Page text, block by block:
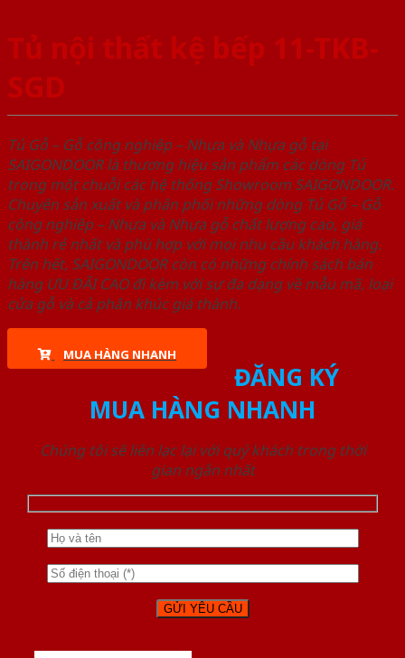
Tủ nội thất kệ bếp 11-TKB-
SGD
Tủ Gỗ – Gỗ công nghiêp – Nhựa và Nhựa gỗ tại
SAIGONDOOR là thương hiệu sản phẩm các dòng Tủ
trong một chuỗi các hệ thống Showroom SAIGONDOOR.
Chuyên sản xuất và phân phối những dòng Tủ Gỗ – Gỗ
công nghiêp – Nhựa và Nhựa gỗ chất lượng cao, giá
thành rẻ nhất và phù hợp với mọi nhu cầu khách hàng.
Trên hết, SAIGONDOOR còn có những chính sách bán
hàng ƯU ĐÃI CAO đi kèm với sự đa dạng về mẫu mã, loại
cửa gỗ và cả phân khúc giá thành.
MUA HÀNG NHANH
ĐĂNG KÝ
MUA HÀNG NHANH
Chúng tôi sẽ liên lạc lại với quý khách trong thời
gian ngắn nhất